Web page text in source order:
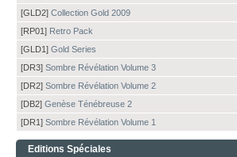
[GLD2] Collection Gold 2009
[RP01] Retro Pack
[GLD1] Gold Series
[DR3] Sombre Révélation Volume 3
[DR2] Sombre Révélation Volume 2
[DB2] Genèse Ténébreuse 2
[DR1] Sombre Révélation Volume 1
Editions Spéciales